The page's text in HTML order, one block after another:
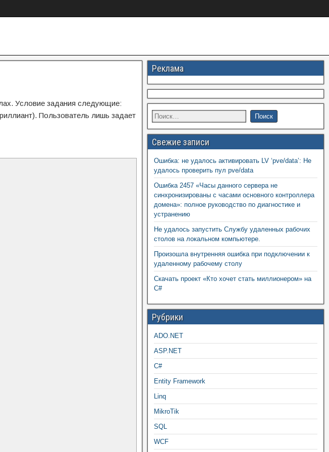
Условие задания следующие:
Пользователь лишь задает
Реклама
Свежие записи
Ошибка: не удалось активировать LV ‘pve/data’: Не
удалось проверить пул pve/data
Ошибка 2457 «Часы данного сервера не
синхронизированы с часами основного контроллера
домена»: полное руководство по диагностике и
устранению
Не удалось запустить Службу удаленных рабочих
столов на локальном компьютере.
Произошла внутренняя ошибка при подключении к
удаленному рабочему столу
Скачать проект «Кто хочет стать миллионером» на
C#
Рубрики
ADO.NET
ASP.NET
C#
Entity Framework
Linq
MikroTik
SQL
WCF